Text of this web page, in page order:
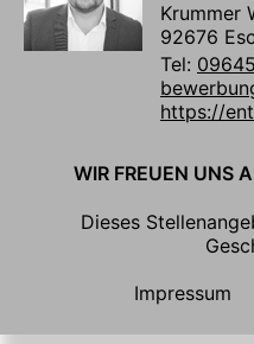
Krummer
92676
Tel:
https://
WIR FREUEN UNS
Dieses
Impressum